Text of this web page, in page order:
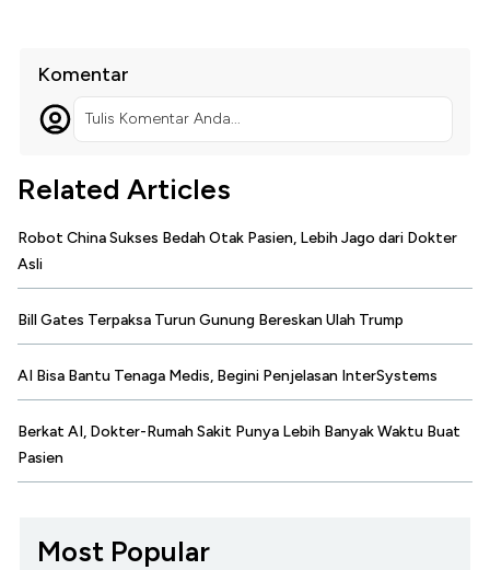
Komentar
Tulis Komentar Anda...
Related Articles
Robot China Sukses Bedah Otak Pasien, Lebih Jago dari Dokter
Asli
Bill Gates Terpaksa Turun Gunung Bereskan Ulah Trump
AI Bisa Bantu Tenaga Medis, Begini Penjelasan InterSystems
Berkat AI, Dokter-Rumah Sakit Punya Lebih Banyak Waktu Buat
Pasien
Most Popular